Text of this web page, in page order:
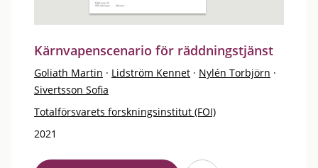
Kärnvapenscenario för räddningstjänst
Goliath Martin · Lidström Kennet · Nylén Torbjörn ·
Sivertsson Sofia
Totalförsvarets forskningsinstitut (FOI)
2021